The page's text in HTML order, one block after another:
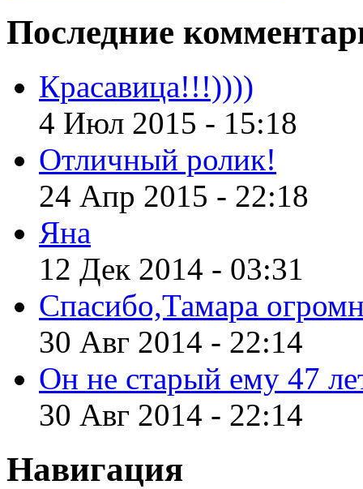
Последние
Красавица!!!))))
4 Июл 2015 - 15:18
Отличный ролик!
24 Апр 2015 - 22:18
Яна
12 Дек 2014 - 03:31
Спасибо,Тамара
30 Авг 2014 - 22:14
Он не старый ему 47
30 Авг 2014 - 22:14
Навигация